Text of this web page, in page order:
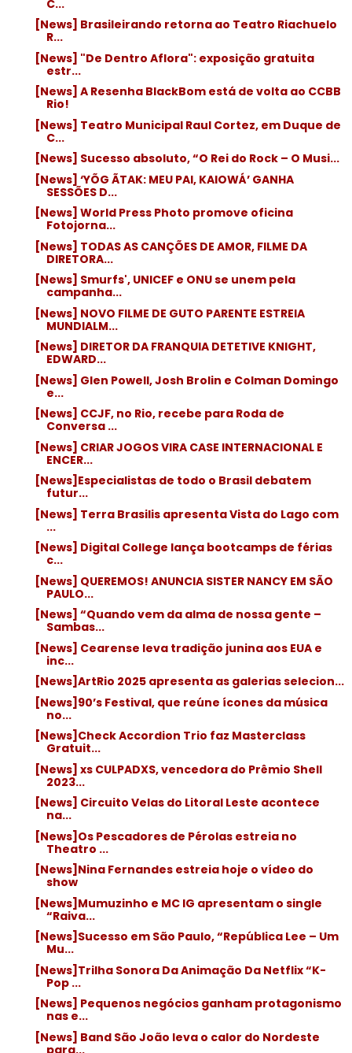
C...
[News] Brasileirando retorna ao Teatro Riachuelo
R...
[News] "De Dentro Aflora": exposição gratuita
estr...
[News] A Resenha BlackBom está de volta ao CCBB
Rio!
[News] Teatro Municipal Raul Cortez, em Duque de
C...
[News] Sucesso absoluto, “O Rei do Rock – O Musi...
[News] ‘YÕG ÃTAK: MEU PAI, KAIOWÁ’ GANHA
SESSÕES D...
[News] World Press Photo promove oficina
Fotojorna...
[News] TODAS AS CANÇÕES DE AMOR, FILME DA
DIRETORA...
[News] Smurfs', UNICEF e ONU se unem pela
campanha...
[News] NOVO FILME DE GUTO PARENTE ESTREIA
MUNDIALM...
[News] DIRETOR DA FRANQUIA DETETIVE KNIGHT,
EDWARD...
[News] Glen Powell, Josh Brolin e Colman Domingo
e...
[News] CCJF, no Rio, recebe para Roda de
Conversa ...
[News] CRIAR JOGOS VIRA CASE INTERNACIONAL E
ENCER...
[News]Especialistas de todo o Brasil debatem
futur...
[News] Terra Brasilis apresenta Vista do Lago com
...
[News] Digital College lança bootcamps de férias
c...
[News] QUEREMOS! ANUNCIA SISTER NANCY EM SÃO
PAULO...
[News] “Quando vem da alma de nossa gente –
Sambas...
[News] Cearense leva tradição junina aos EUA e
inc...
[News]ArtRio 2025 apresenta as galerias selecion...
[News]90’s Festival, que reúne ícones da música
no...
[News]Check Accordion Trio faz Masterclass
Gratuit...
[News] xs CULPADXS, vencedora do Prêmio Shell
2023...
[News] Circuito Velas do Litoral Leste acontece
na...
[News]Os Pescadores de Pérolas estreia no
Theatro ...
[News]Nina Fernandes estreia hoje o vídeo do
show
[News]Mumuzinho e MC IG apresentam o single
“Raiva...
[News]Sucesso em São Paulo, “República Lee – Um
Mu...
[News]Trilha Sonora Da Animação Da Netflix “K-
Pop ...
[News] Pequenos negócios ganham protagonismo
nas e...
[News] Band São João leva o calor do Nordeste
para...